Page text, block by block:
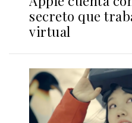
secreto que
virtual